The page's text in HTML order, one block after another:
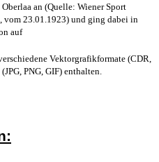
Oberlaa an (Quelle: Wiener Sport
vom 23.01.1923) und ging dabei in
auf
Vektorgrafikformate (CDR,
PNG, GIF) enthalten.